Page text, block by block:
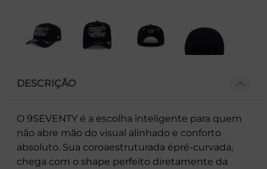
DESCRIÇÃO
O 9SEVENTY é a escolha inteligente para quem
não abre mão do visual alinhado e conforto
absoluto. Sua coroaestruturada épré-curvada,
chega com o shape perfeito diretamente da